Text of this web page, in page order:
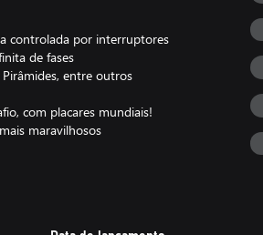
controlada por interruptores
de fases
Pirâmides, entre outros
com placares mundiais!
maravilhosos